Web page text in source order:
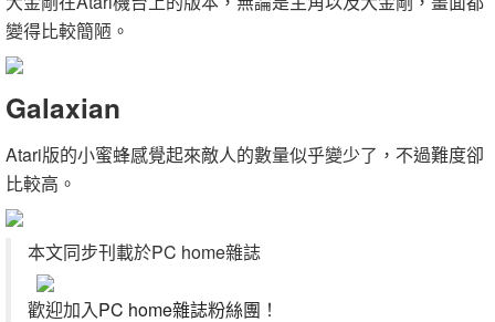
變得比較簡陋。
Galaxian
Atari版的小蜜蜂感覺起來敵人的數量似乎變少了，不過難度卻
比較高。
本文同步刊載於PC home雜誌
歡迎加入PC home雜誌粉絲團 ！